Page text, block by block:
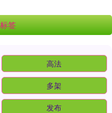
签
高法
多架
发布